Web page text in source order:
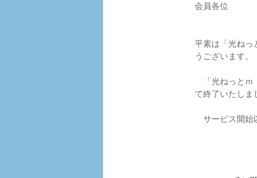
会員各位
平素は「光ねっ
うございます。
「光ねっとｍ
て終了いたしま
サービス開始